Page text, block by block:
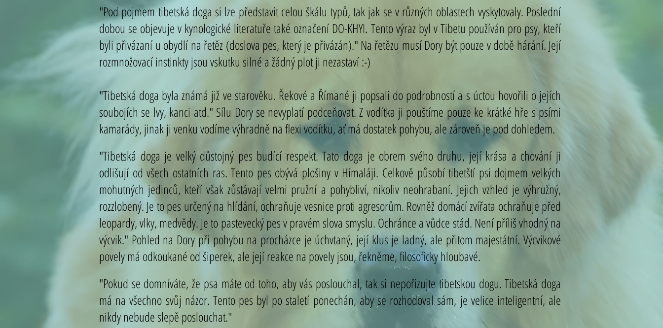
"Pod pojmem tibetská doga si lze představit celou škálu typů, tak jak se v různých oblastech vyskytovaly. Poslední
dobou se objevuje v kynologické literatuře také označení DO-KHYI. Tento výraz byl v Tibetu používán pro psy, kteří
byli přivázaní u obydlí na řetěz (doslova pes, který je přivázán)." Na řetězu musí Dory být pouze v době hárání. Její
rozmnožovací instinkty jsou vskutku silné a žádný plot ji nezastaví :-)
"Tibetská doga byla známá již ve starověku. Řekové a Římané ji popsali do podrobností a s úctou hovořili o jejích
soubojích se lvy, kanci atd." Sílu Dory se nevyplatí podceňovat. Z vodítka ji pouštíme pouze ke krátké hře s psími
kamarády, jinak ji venku vodíme výhradně na flexi vodítku, ať má dostatek pohybu, ale zároveň je pod dohledem.
"Tibetská doga je velký důstojný pes budící respekt. Tato doga je obrem svého druhu, její krása a chování ji
odlišují od všech ostatních ras. Tento pes obývá plošiny v Himaláji. Celkově působí tibetští psi dojmem velkých
mohutných jedinců, kteří však zůstávají velmi pružní a pohybliví, nikoliv neohrabaní. Jejich vzhled je výhružný,
rozzlobený. Je to pes určený na hlídání, ochraňuje vesnice proti agresorům. Rovněž domácí zvířata ochraňuje před
leopardy, vlky, medvědy. Je to pastevecký pes v pravém slova smyslu. Ochránce a vůdce stád. Není příliš vhodný na
výcvik." Pohled na Dory při pohybu na procházce je úchvtaný, její klus je ladný, ale přitom majestátní. Výcvikové
povely má odkoukané od šiperek, ale její reakce na povely jsou, řekněme, filosoficky hloubavé.
"Pokud se domníváte, že psa máte od toho, aby vás poslouchal, tak si nepořizujte tibetskou dogu. Tibetská doga
má na všechno svůj názor. Tento pes byl po staletí ponechán, aby se rozhodoval sám, je velice inteligentní, ale
nikdy nebude slepě poslouchat."